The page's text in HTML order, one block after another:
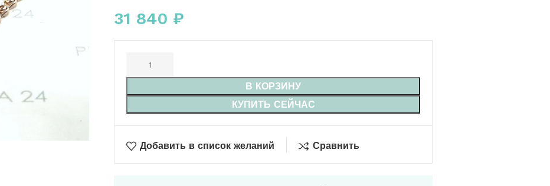
31 840 ₽
В КОРЗИНУ
КУПИТЬ СЕЙЧАС
Добавить в список желаний Сравнить